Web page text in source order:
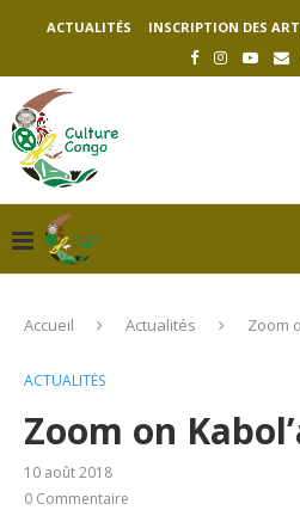
ACTUALITÉS INSCRIPTION DES
Accueil Actualités Zoom
ACTUALITÉS
Zoom on
10 août 2018
0 Commentaire